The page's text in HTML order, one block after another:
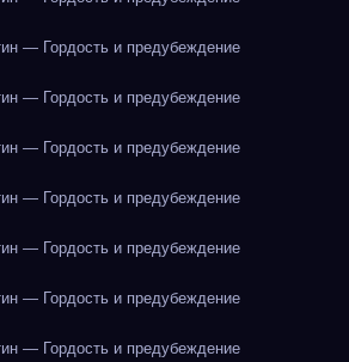
— Гордость и предубеждение
— Гордость и предубеждение
— Гордость и предубеждение
— Гордость и предубеждение
— Гордость и предубеждение
— Гордость и предубеждение
— Гордость и предубеждение